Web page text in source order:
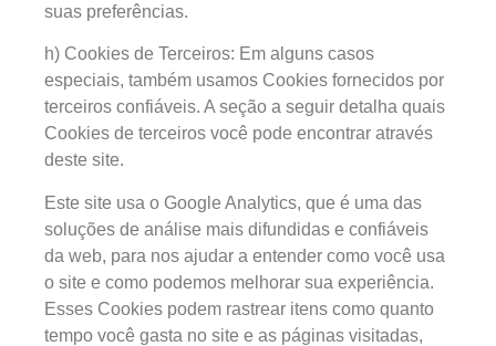
suas preferências.
h) Cookies de Terceiros: Em alguns casos
especiais, também usamos Cookies fornecidos por
terceiros confiáveis. A seção a seguir detalha quais
Cookies de terceiros você pode encontrar através
deste site.
Este site usa o Google Analytics, que é uma das
soluções de análise mais difundidas e confiáveis
da web, para nos ajudar a entender como você usa
o site e como podemos melhorar sua experiência.
Esses Cookies podem rastrear itens como quanto
tempo você gasta no site e as páginas visitadas,